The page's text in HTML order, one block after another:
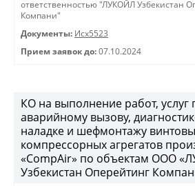
ответственностью "ЛУКОЙЛ Узбекистан
Компани"
Документы: Исх5523
Прием заявок до: 07.10.2024
КО на выполнение работ, услуг
аварийному вызову,
наладке и шефмонтажу
компрессорных агрегатов
«CompAir» по объектам ООО
Узбекистан Оперейтинг